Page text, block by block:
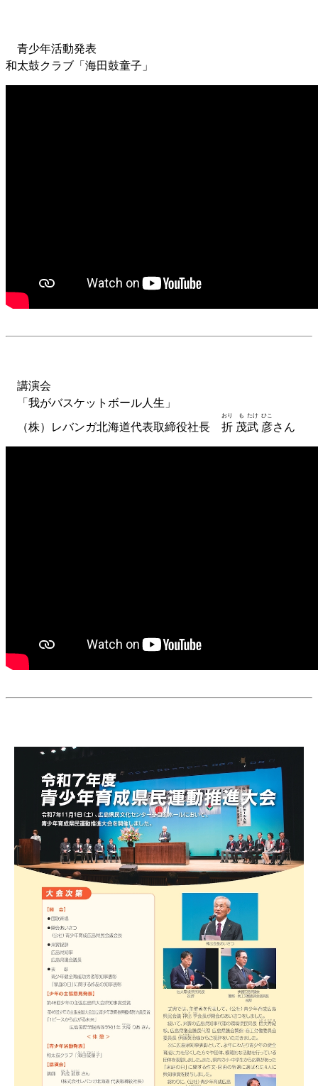
青少年活動発表
和太鼓クラブ「海田鼓童子」
講演会
「我がバスケットボール人生」
（株）レバンガ北海道代表取締役社長 折
おり
茂
も
武
たけ
彦
ひこ
さん